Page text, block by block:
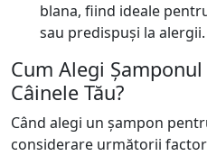
blana, fiind ideale
sau predispuși la alergii.
Cum Alegi
Câinele Tău?
Când alegi un șampon
considerare următorii